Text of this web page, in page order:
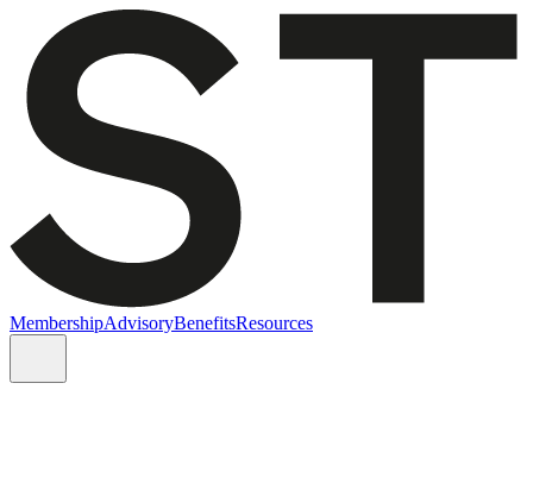
MembershipAdvisoryBenefitsResources